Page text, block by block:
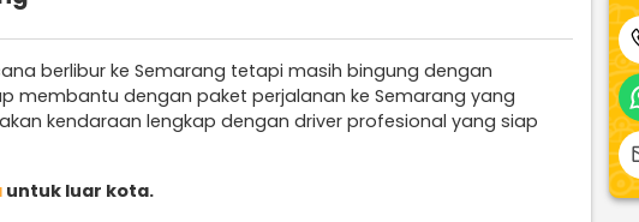
berlibur ke Semarang tetapi masih bingung dengan
membantu dengan paket perjalanan ke Semarang yang
kendaraan lengkap dengan driver profesional yang siap
untuk luar kota.